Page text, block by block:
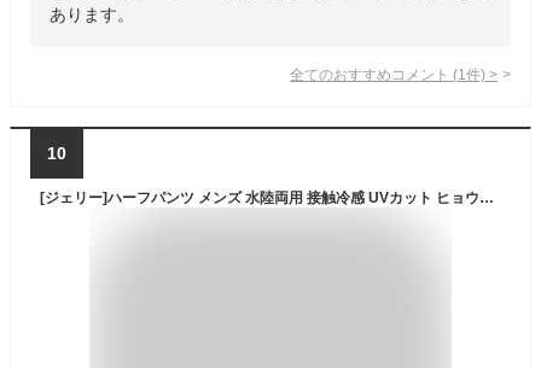
あります。
全てのおすすめコメント (1 件) >
10
[ジェリー]ハーフパンツ メンズ 水陸両用 接触冷感 UVカット ヒョウ柄 タイダイ 膝上 水着 海パン サーフパンツ アウトドア オリーブ L